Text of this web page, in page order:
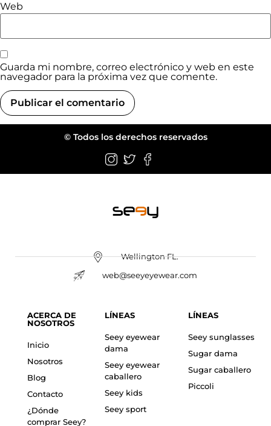
Web
Guarda mi nombre, correo electrónico y web en este
navegador para la próxima vez que comente.
© Todos los derechos reservados
Wellington FL.
web@seeyeyewear.com
ACERCA DE
NOSOTROS
Inicio
Nosotros
Blog
Contacto
¿Dónde
comprar Seey?
LÍNEAS
Seey eyewear
dama
Seey eyewear
caballero
Seey kids
Seey sport
LÍNEAS
Seey sunglasses
Sugar dama
Sugar caballero
Piccoli